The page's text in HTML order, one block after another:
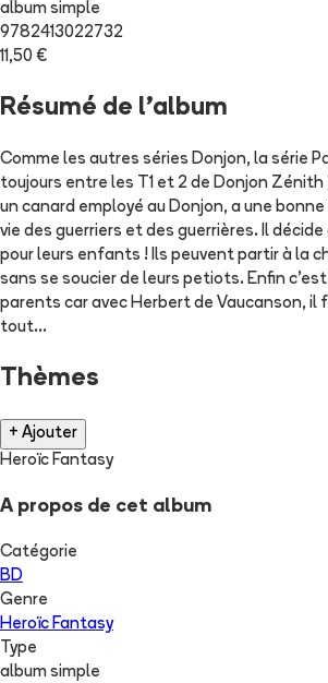
album simple
9782413022732
11,50 €
Résumé de l'album
Comme les autres séries Donjon, la série
toujours entre les T1 et 2 de Donjon
un canard employé au Donjon, a une
vie des guerriers et des guerrières. Il
pour leurs enfants ! Ils peuvent partir à la
sans se soucier de leurs petiots. Enfin
parents car avec Herbert de Vaucanson, il
tout…
Thèmes
+ Ajouter
Heroïc Fantasy
A propos de cet album
Catégorie
BD
Genre
Heroïc Fantasy
Type
album simple